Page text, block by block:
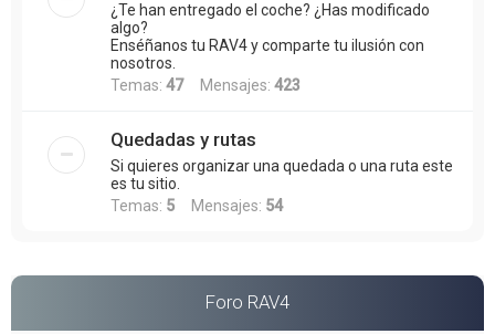
¿Te han entregado el coche? ¿Has modificado
algo?
Enséñanos tu RAV4 y comparte tu ilusión con
nosotros.
Temas: 47Mensajes: 423
Quedadas y rutas
Si quieres organizar una quedada o una ruta este
es tu sitio.
Temas: 5 Mensajes: 54
Foro RAV4